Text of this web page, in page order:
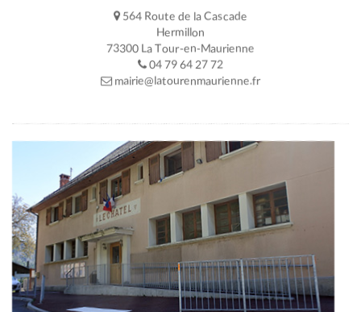
564 Route de la Cascade
Hermillon
73300 La Tour-en-Maurienne
04 79 64 27 72
mairie@latourenmaurienne.fr